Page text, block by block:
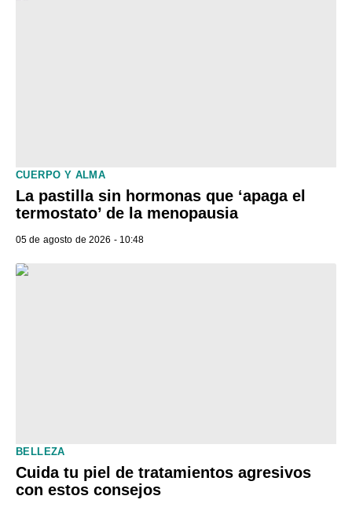
CUERPO Y ALMA
La pastilla sin hormonas que ‘apaga el
termostato’ de la menopausia
05 de agosto de 2026 - 10:48
BELLEZA
Cuida tu piel de tratamientos agresivos
con estos consejos